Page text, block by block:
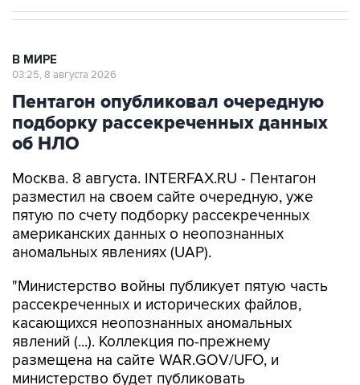
В МИРЕ
03:25, 8 августа 2026
Пентагон опубликовал очередную
подборку рассекреченных данных
об НЛО
Москва. 8 августа. INTERFAX.RU - Пентагон
разместил на своем сайте очередную, уже
пятую по счету подборку рассекреченных
американских данных о неопознанных
аномальных явлениях (UAP).
"Министерство войны публикует пятую часть
рассекреченных и исторических файлов,
касающихся неопознанных аномальных
явлений (...). Коллекция по-прежнему
размещена на сайте WAR.GOV/UFO, и
министерство будет публиковать